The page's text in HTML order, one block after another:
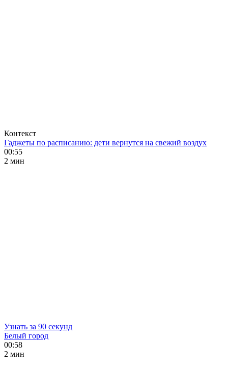
Контекст
Гаджеты по расписанию: дети вернутся на свежий воздух
00:55
2 мин
Узнать за 90 секунд
Белый город
00:58
2 мин